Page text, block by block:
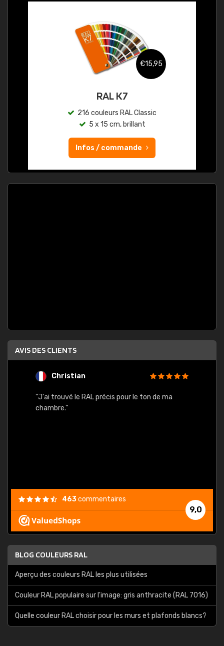
€15,95
RAL K7
216 couleurs RAL Classic
5 x 15 cm, brillant
Infos / commande
AVIS DES CLIENTS
Christian
"J'ai trouvé le RAL précis pour le ton de ma
chambre."
9,0
463commentaires
BLOG COULEURS RAL
Aperçu des couleurs RAL les plus utilisées
Couleur RAL populaire sur l'image: gris anthracite (RAL 7016)
Quelle couleur RAL choisir pour les murs et plafonds blancs?